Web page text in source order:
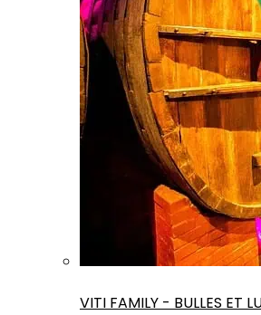
VITI FAMILY - BULLES ET